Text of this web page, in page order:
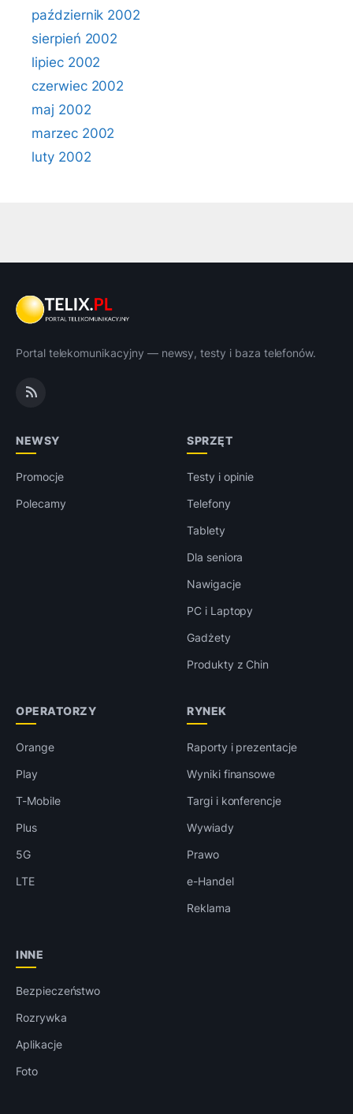
październik 2002
sierpień 2002
lipiec 2002
czerwiec 2002
maj 2002
marzec 2002
luty 2002
Portal telekomunikacyjny — newsy, testy i baza telefonów.
NEWSY
Promocje
Polecamy
SPRZĘT
Testy i opinie
Telefony
Tablety
Dla seniora
Nawigacje
PC i Laptopy
Gadżety
Produkty z Chin
OPERATORZY
Orange
Play
T-Mobile
Plus
5G
LTE
RYNEK
Raporty i prezentacje
Wyniki finansowe
Targi i konferencje
Wywiady
Prawo
e-Handel
Reklama
INNE
Bezpieczeństwo
Rozrywka
Aplikacje
Foto